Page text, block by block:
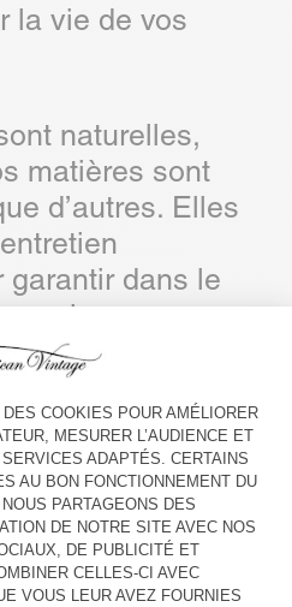
la vie de vos
naturelles,
matières sont
d’autres. Elles
garantir dans le
unique que
et qui fait notre
2005.